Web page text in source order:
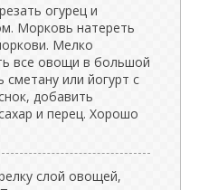
огурец и
Морковь натереть
Мелко
все овощи в большой
или йогурт с
добавить
и перец. Хорошо
слой овощей,